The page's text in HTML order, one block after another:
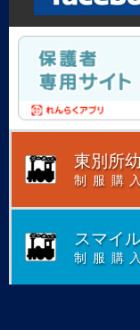
Facebook
東別所
制服購
スマイ
制服購